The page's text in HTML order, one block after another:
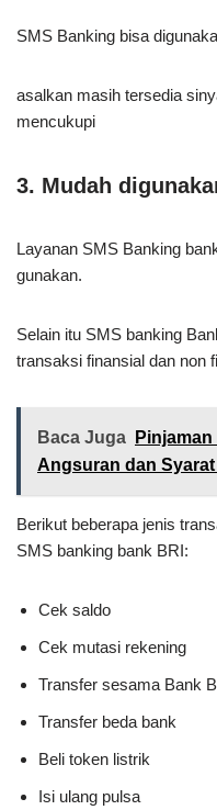
SMS Banking bisa
asalkan masih tersedia
mencukupi
3. Mudah
Layanan SMS Banking
gunakan.
Selain itu SMS banking
transaksi finansial dan non
Baca Juga
Angsuran dan
Berikut beberapa jenis
SMS banking bank BRI:
Cek saldo
Cek mutasi rekening
Transfer sesama Bank
Transfer beda bank
Beli token listrik
Isi ulang pulsa